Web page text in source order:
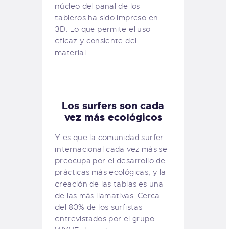
núcleo del panal de los
tableros ha sido impreso en
3D. Lo que permite el uso
eficaz y consiente del
material.
Los surfers son cada
vez más ecológicos
Y es que la comunidad surfer
internacional cada vez más se
preocupa por el desarrollo de
prácticas más ecológicas, y la
creación de las tablas es una
de las más llamativas. Cerca
del 80% de los surfistas
entrevistados por el grupo